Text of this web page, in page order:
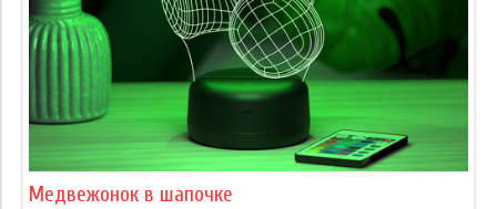
Медвежонок в шапочке